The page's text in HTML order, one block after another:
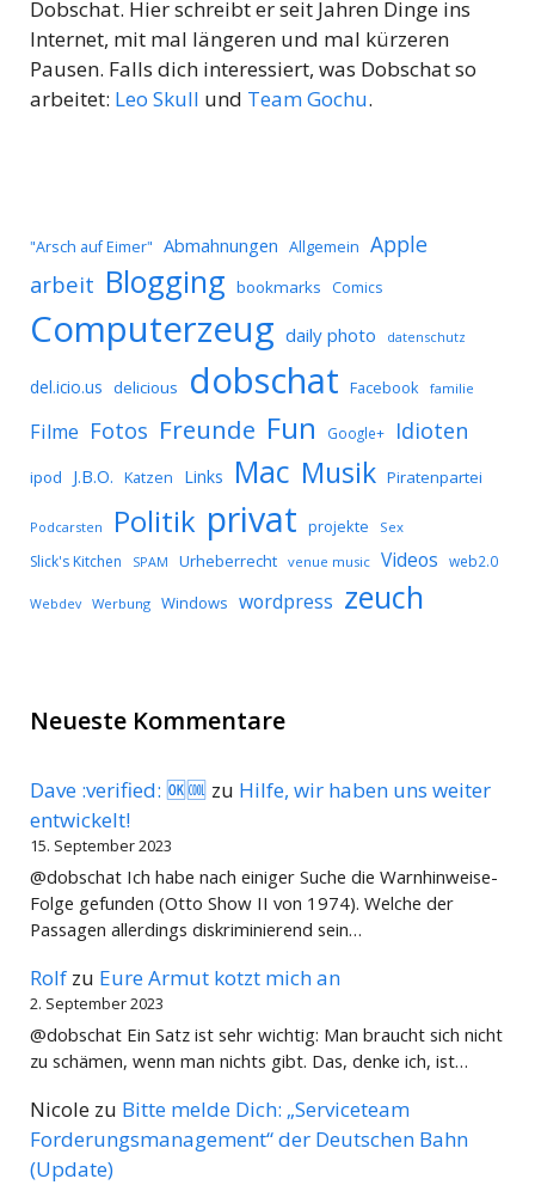
Dobschat. Hier schreibt er seit Jahren Dinge ins
Internet, mit mal längeren und mal kürzeren
Pausen. Falls dich interessiert, was Dobschat so
arbeitet: Leo Skull und Team Gochu.
"Arsch auf Eimer" Abmahnungen Allgemein Apple
arbeit Blogging bookmarks Comics
Computerzeug daily photo datenschutz
del.icio.us delicious dobschat Facebook familie
Filme Fotos Freunde Fun Google+ Idioten
ipod J.B.O. Katzen Links Mac Musik Piratenpartei
Podcarsten Politik privat projekte Sex
Slick's Kitchen SPAM Urheberrecht venue music Videos web2.0
Webdev Werbung Windows wordpress zeuch
Neueste Kommentare
Dave :verified: 🆗🆒 zu Hilfe, wir haben uns weiter
entwickelt!
15. September 2023
@dobschat Ich habe nach einiger Suche die Warnhinweise-
Folge gefunden (Otto Show II von 1974). Welche der
Passagen allerdings diskriminierend sein…
Rolf zu Eure Armut kotzt mich an
2. September 2023
@dobschat Ein Satz ist sehr wichtig: Man braucht sich nicht
zu schämen, wenn man nichts gibt. Das, denke ich, ist…
Nicole zu Bitte melde Dich: „Serviceteam
Forderungsmanagement“ der Deutschen Bahn
(Update)